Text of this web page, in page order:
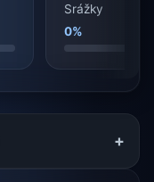
Srážky
0%
+